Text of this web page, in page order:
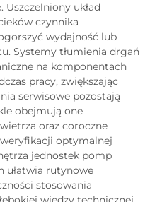
Uszczelniony układ
czynnika
wydajność lub
Systemy tłumienia drgań
na komponentach
pracy, zwiększając
serwisowe pozostają
obejmują one
oraz coroczne
optymalnej
jednostek pomp
ułatwia rutynowe
stosowania